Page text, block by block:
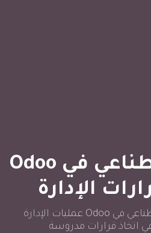
الذكاء الاصطناعي في Odoo
الإدارة
كيف يدعم الذكاء الاصطناعي في Odoo عمليات الإدارة
اتخاذ قرارات مدروسة